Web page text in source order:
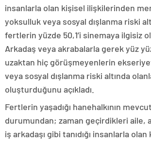
insanlarla olan kişisel ilişkilerinden
yoksulluk veya sosyal dışlanma riski
fertlerin yüzde 50,1’i sinemaya ilgisiz
Arkadaş veya akrabalarla gerek yüz
uzaktan hiç görüşmeyenlerin
veya sosyal dışlanma riski altında
oluşturduğunu açıkladı.
Fertlerin yaşadığı hanehalkının
durumundan; zaman geçirdikleri aile,
iş arkadaşı gibi tanıdığı insanlarla olan